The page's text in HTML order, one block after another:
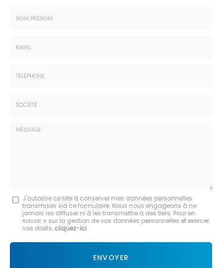
Message
J'autorise ce site à conserver mes données personnelles
transmises via ce formulaire. Nous nous engageons à ne
jamais les diffuser ni à les transmettre à des tiers. Pour en
savoir + sur la gestion de vos données personnelles et exercer
vos droits, cliquez-ici.
Acceptation
ENVOYER